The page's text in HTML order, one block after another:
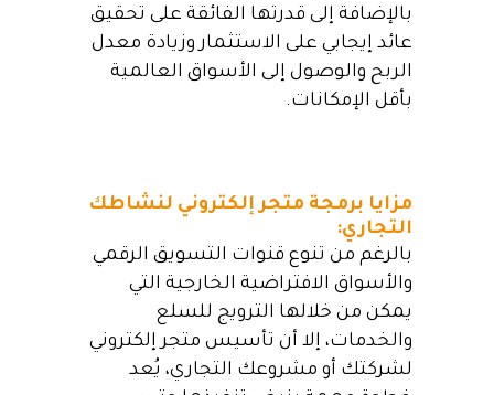
بالإضافة إلى قدرتها الفائقة على تحقيق
عائد إيجابي على الاستثمار وزيادة معدل
الربح والوصول إلى الأسواق العالمية
بأقل الإمكانات.
مزايا برمجة متجر إلكتروني لنشاطك
التجاري:
بالرغم من تنوع قنوات التسويق الرقمي
والأسواق الافتراضية الخارجية التي
يمكن من خلالها الترويج للسلع
والخدمات، إلا أن تأسيس متجر إلكتروني
لشركتك أو مشروعك التجاري، يُعد